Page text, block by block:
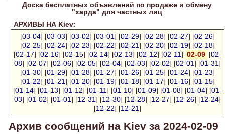
Доска бесплатныхобъявлений по продаже и обмену
"харда" для частных лиц
АРХИВЫ НА Kiev:
[03-04] [03-03] [03-02] [03-01] [02-29] [02-28] [02-27] [02-26]
[02-25] [02-24] [02-23] [02-22] [02-21] [02-20] [02-19] [02-18]
[02-17] [02-16] [02-15] [02-14] [02-13] [02-12] [02-11] 02-09 [02-
08] [02-07] [02-06] [02-05] [02-04] [02-03] [02-02] [02-01] [01-31]
[01-30] [01-29] [01-28] [01-27] [01-26] [01-25] [01-24] [01-23]
[01-22] [01-21] [01-20] [01-19] [01-18] [01-17] [01-16] [01-15]
[01-14] [01-13] [01-12] [01-11] [01-10] [01-09] [01-08] [01-04] [01-
03] [01-02] [01-01] [12-31] [12-30] [12-28] [12-27] [12-26] [12-24]
[12-22] [12-21]
Архив сообщений на Kiev за 2024-02-09